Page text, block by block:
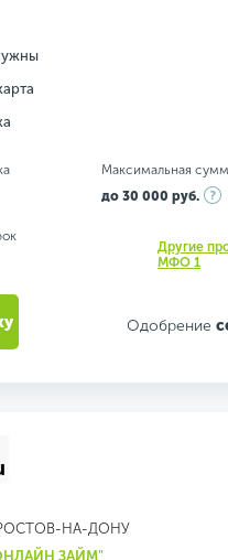
Максимальная
до 30 000 руб.
Другие
МФО 1
Одобрение
НА-ДОНУ
ЗАЙМ"